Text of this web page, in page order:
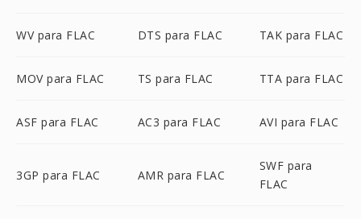
WV para FLAC DTS para FLAC TAK para FLAC
MOV para FLAC TS para FLAC TTA para FLAC
ASF para FLAC AC3 para FLAC AVI para FLAC
3GP para FLAC AMR para FLAC
SWF para
FLAC